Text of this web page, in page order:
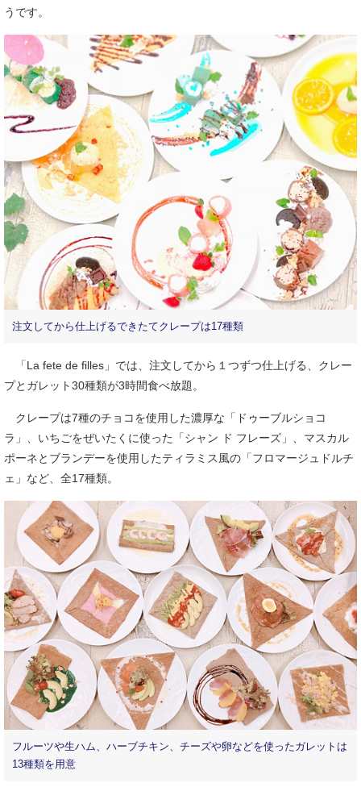
うです。
注文してから仕上げるできたてクレープは17種類
「La fete de filles」では、注文してから１つずつ仕上げる、クレー
プとガレット30種類が3時間食べ放題。
クレープは7種のチョコを使用した濃厚な「ドゥーブルショコ
ラ」、いちごをぜいたくに使った「シャン ド フレーズ」、マスカル
ポーネとブランデーを使用したティラミス風の「フロマージュドルチ
ェ」など、全17種類。
フルーツや生ハム、ハーブチキン、チーズや卵などを使ったガレットは
13種類を用意